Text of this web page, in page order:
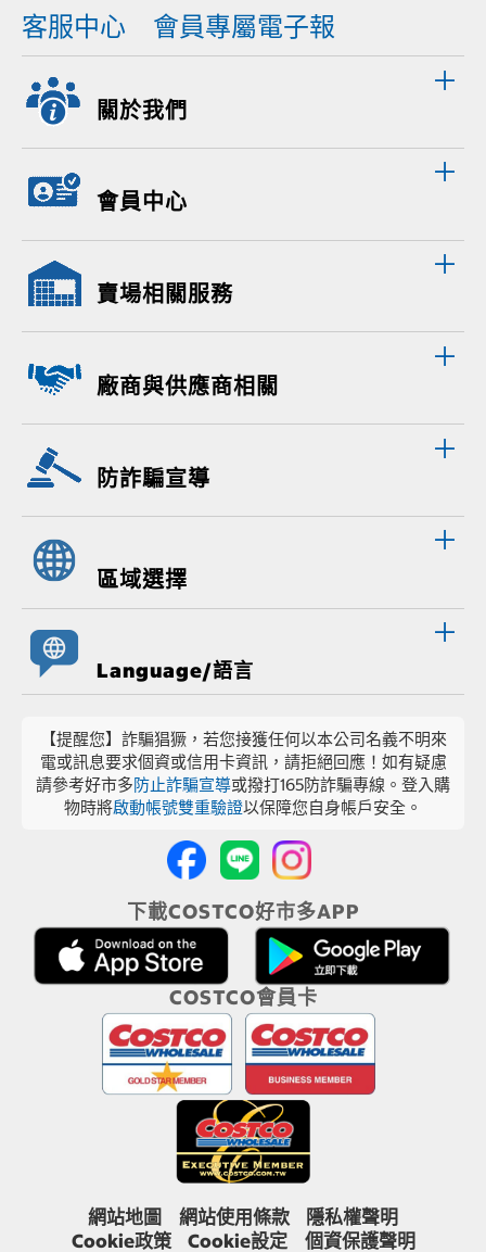
客服中心 會員專屬電子報
關於我們
會員中心
賣場相關服務
廠商與供應商相關
防詐騙宣導
區域選擇
Language/語言
【提醒您】詐騙猖獗，若您接獲任何以本公司名義不明來
電或訊息要求個資或信用卡資訊，請拒絕回應！如有疑慮
請參考好市多防止詐騙宣導或撥打165防詐騙專線。登入購
物時將啟動帳號雙重驗證以保障您自身帳戶安全。
下載COSTCO好市多APP
COSTCO會員卡
網站地圖 網站使用條款
隱私權聲明
Cookie政策
Cookie設定 個資保護聲明